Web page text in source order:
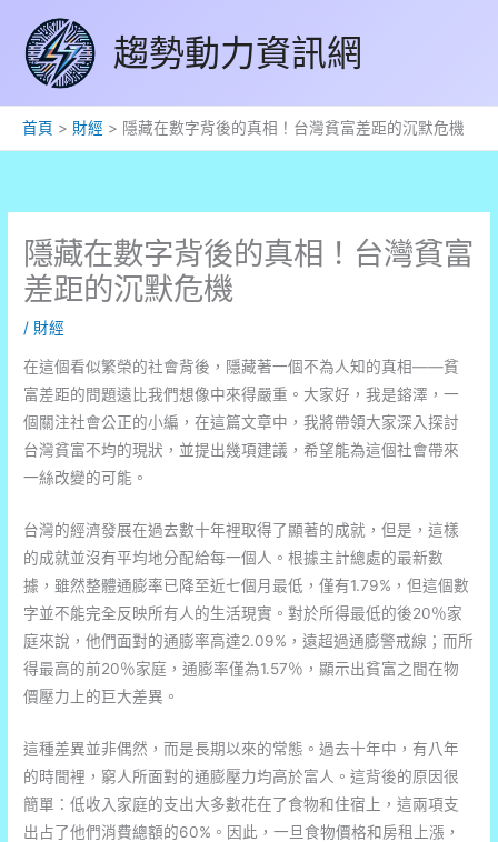
容
趨勢動力資訊網
首頁 財經 隱藏在數字背後的真相！台灣貧富差距的沉默危機
隱藏在數字背後的真相！台灣貧富
差距的沉默危機
/ 財經
在這個看似繁榮的社會背後，隱藏著一個不為人知的真相——貧
富差距的問題遠比我們想像中來得嚴重。大家好，我是鎔澤，一
個關注社會公正的小編，在這篇文章中，我將帶領大家深入探討
台灣貧富不均的現狀，並提出幾項建議，希望能為這個社會帶來
一絲改變的可能。
台灣的經濟發展在過去數十年裡取得了顯著的成就，但是，這樣
的成就並沒有平均地分配給每一個人。根據主計總處的最新數
據，雖然整體通膨率已降至近七個月最低，僅有1.79%，但這個數
字並不能完全反映所有人的生活現實。對於所得最低的後20％家
庭來說，他們面對的通膨率高達2.09%，遠超過通膨警戒線；而所
得最高的前20％家庭，通膨率僅為1.57％，顯示出貧富之間在物
價壓力上的巨大差異。
這種差異並非偶然，而是長期以來的常態。過去十年中，有八年
的時間裡，窮人所面對的通膨壓力均高於富人。這背後的原因很
簡單：低收入家庭的支出大多數花在了食物和住宿上，這兩項支
出占了他們消費總額的60%。因此，一旦食物價格和房租上漲，